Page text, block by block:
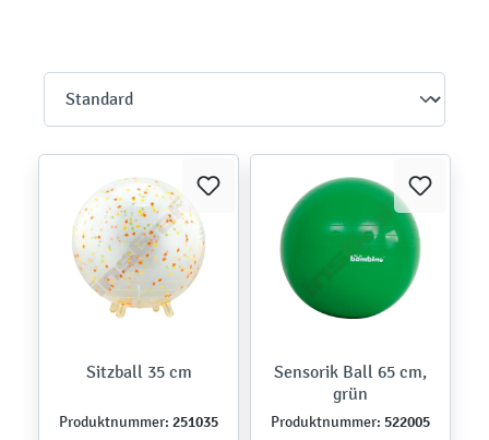
Sitzball 35 cm
Produktnummer: 251035
Sensorik Ball 65 cm,
grün
Produktnummer: 522005